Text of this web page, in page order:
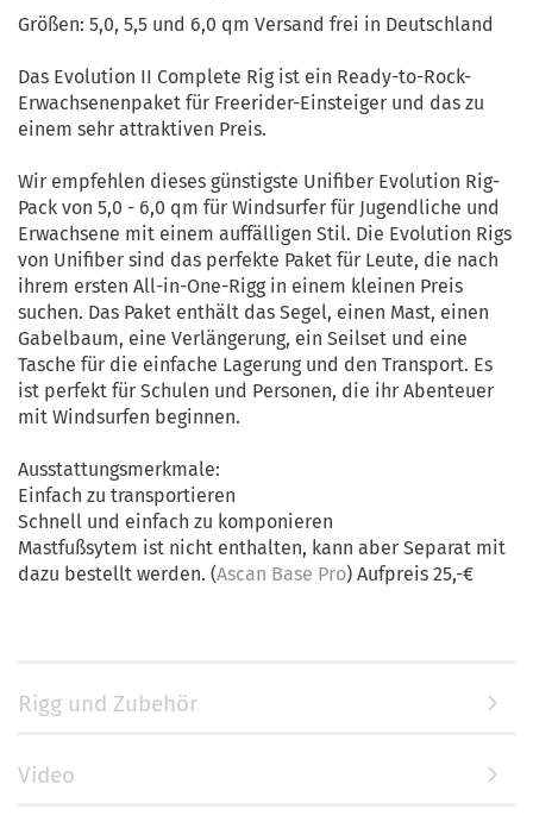
Größen: 5,0, 5,5 und 6,0 qm Versand frei in Deutschland
Das Evolution II Complete Rig ist ein Ready-to-Rock-
Erwachsenenpaket für Freerider-Einsteiger und das zu
einem sehr attraktiven Preis.
Wir empfehlen dieses günstigste Unifiber Evolution Rig-
Pack von 5,0 - 6,0 qm für Windsurfer für Jugendliche und
Erwachsene mit einem auffälligen Stil. Die Evolution Rigs
von Unifiber sind das perfekte Paket für Leute, die nach
ihrem ersten All-in-One-Rigg in einem kleinen Preis
suchen. Das Paket enthält das Segel, einen Mast, einen
Gabelbaum, eine Verlängerung, ein Seilset und eine
Tasche für die einfache Lagerung und den Transport. Es
ist perfekt für Schulen und Personen, die ihr Abenteuer
mit Windsurfen beginnen.
Ausstattungsmerkmale:
Einfach zu transportieren
Schnell und einfach zu komponieren
Mastfußsytem ist nicht enthalten, kann aber Separat mit
dazu bestellt werden. (Ascan Base Pro) Aufpreis 25,-€
Rigg und Zubehör
Video